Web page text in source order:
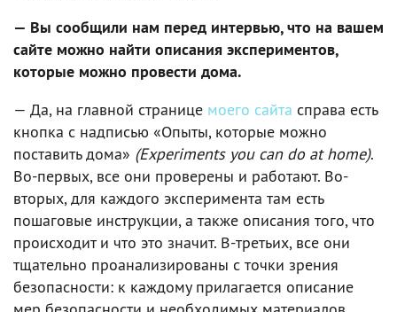
— Вы сообщили нам перед интервью, что на вашем
сайте можно найти описания экспериментов,
которые можно провести дома.
— Да, на главной странице моего сайта справа есть
кнопка с надписью «Опыты, которые можно
поставить дома» (Experiments you can do at home).
Во-первых, все они проверены и работают. Во-
вторых, для каждого эксперимента там есть
пошаговые инструкции, а также описания того, что
происходит и что это значит. В-третьих, все они
тщательно проанализированы с точки зрения
безопасности: к каждому прилагается описание